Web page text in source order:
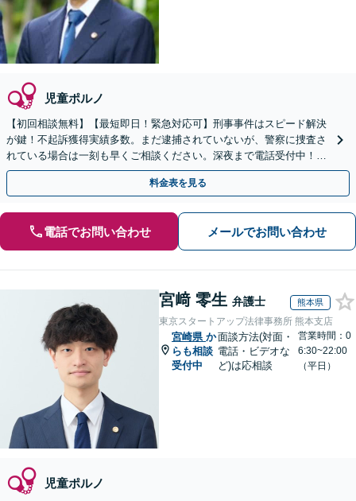
児童ポルノ
【初回相談無料】【最短即日！緊急対応可】刑事事件はスピード解決
が鍵！不起訴獲得実績多数。まだ逮捕されていないが、警察に捜査さ
れている場合は一刻も早くご相談ください。深夜まで電話受付中！痴
漢／盗撮／のぞき／その他性犯罪など
料金表を見る
電話でお問い合わせ メールでお問い合わせ
宮﨑 零生 弁護士 熊本県
東京スタートアップ法律事務所 熊本支店
宮崎県 か
らも相談
受付中
面談方法(対面・
電話・ビデオな
ど)は応相談
営業時間：0
6:30~22:00
（平日）
児童ポルノ